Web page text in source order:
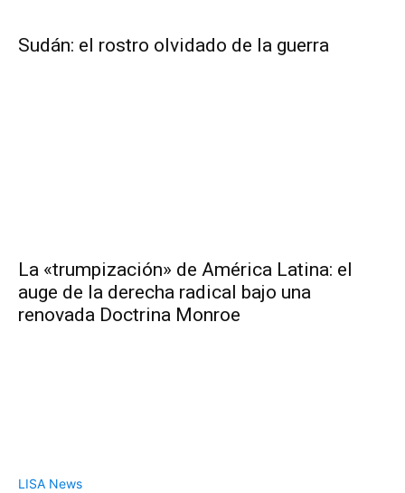
Sudán: el rostro olvidado de la guerra
La «trumpización» de América Latina: el
auge de la derecha radical bajo una
renovada Doctrina Monroe
LISA News